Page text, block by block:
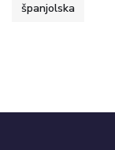
španjolska